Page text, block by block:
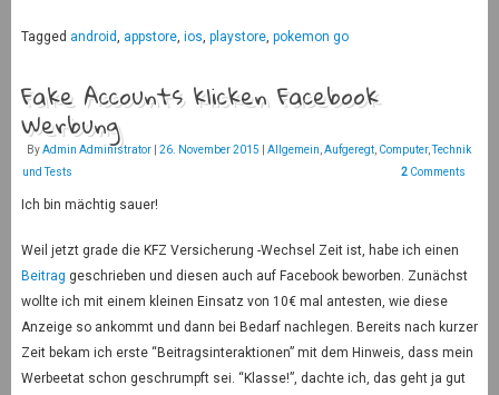
Tagged android, appstore, ios, playstore, pokemon go
Fake Accounts klicken Facebook
Werbung
ByAdmin Administrator 26. November 2015 Allgemein Aufgeregt, Computer,Technik
und Tests
2 Comments
Ich bin mächtig sauer!
Weil jetzt grade die KFZ Versicherung -Wechsel Zeit ist, habe ich einen
Beitrag geschrieben und diesen auch auf Facebook beworben. Zunächst
wollte ich mit einem kleinen Einsatz von 10€ mal antesten, wie diese
Anzeige so ankommt und dann bei Bedarf nachlegen. Bereits nach kurzer
Zeit bekam ich erste “Beitragsinteraktionen” mit dem Hinweis, dass mein
Werbeetat schon geschrumpft sei. “Klasse!”, dachte ich, das geht ja gut